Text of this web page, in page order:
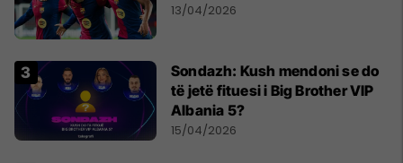
13/04/2026
Sondazh: Kush mendoni se do
të jetë fituesi i Big Brother VIP
Albania 5?
15/04/2026